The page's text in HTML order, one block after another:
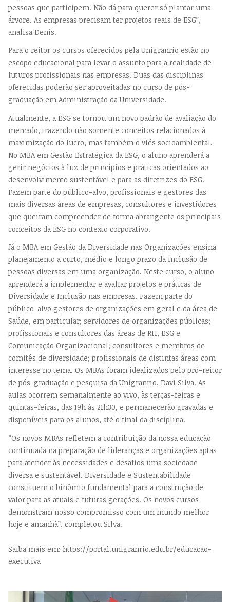
pessoas que participem. Não dá para querer só plantar uma
árvore. As empresas precisam ter projetos reais de ESG”,
analisa Denis.
Para o reitor os cursos oferecidos pela Unigranrio estão no
escopo educacional para levar o assunto para a realidade de
futuros profissionais nas empresas. Duas das disciplinas
oferecidas poderão ser aproveitadas no curso de pós-
graduação em Administração da Universidade.
Atualmente, a ESG se tornou um novo padrão de avaliação do
mercado, trazendo não somente conceitos relacionados à
maximização do lucro, mas também o viés socioambiental.
No MBA em Gestão Estratégica da ESG, o aluno aprenderá a
gerir negócios à luz de princípios e práticas orientados ao
desenvolvimento sustentável e para as diretrizes do ESG.
Fazem parte do público-alvo, profissionais e gestores das
mais diversas áreas de empresas, consultores e investidores
que queiram compreender de forma abrangente os principais
conceitos da ESG no contexto corporativo.
Já o MBA em Gestão da Diversidade nas Organizações ensina
planejamento a curto, médio e longo prazo da inclusão de
pessoas diversas em uma organização. Neste curso, o aluno
aprenderá a implementar e avaliar projetos e práticas de
Diversidade e Inclusão nas empresas. Fazem parte do
público-alvo gestores de organizações em geral e da área de
Saúde, em particular; servidores de organizações públicas;
profissionais e consultores das áreas de RH, ESG e
Comunicação Organizacional; consultores e membros de
comitês de diversidade; profissionais de distintas áreas com
interesse no tema. Os MBAs foram idealizados pelo pró-reitor
de pós-graduação e pesquisa da Unigranrio, Davi Silva. As
aulas ocorrem semanalmente ao vivo, às terças-feiras e
quintas-feiras, das 19h às 21h30, e permanecerão gravadas e
disponíveis para os alunos, até o final da disciplina.
“Os novos MBAs refletem a contribuição da nossa educação
continuada na preparação de lideranças e organizações aptas
para atender às necessidades e desafios uma sociedade
diversa e sustentável. Diversidade e Sustentabilidade
constituem o binômio fundamental para a construção de
valor para as atuais e futuras gerações. Os novos cursos
demonstram nosso compromisso com um mundo melhor
hoje e amanhã”, completou Silva.
Saiba mais em: https://portal.unigranrio.edu.br/educacao-
executiva